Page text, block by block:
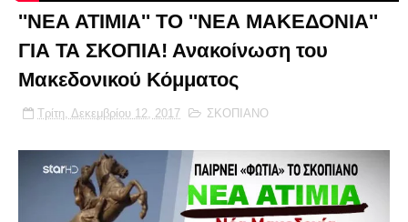
''ΝΕΑ ΑΤΙΜΙΑ'' ΤΟ ''ΝΕΑ ΜΑΚΕΔΟΝΙΑ''
ΓΙΑ ΤΑ ΣΚΟΠΙΑ! Ανακοίνωση του
Μακεδονικού Κόμματος
Τρίτη, Δεκεμβρίου 12, 2017 ΣΚΟΠΙΑΝΟ